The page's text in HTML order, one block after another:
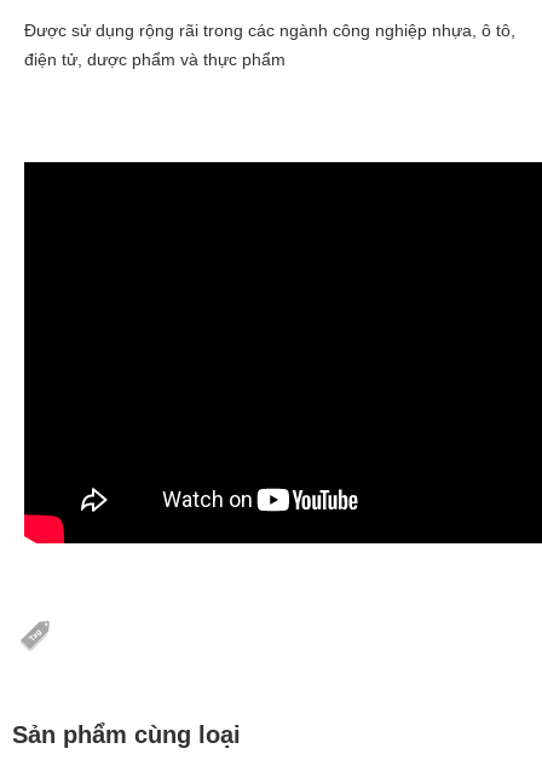
Được sử dụng rộng rãi trong các ngành công nghiệp nhựa, ô tô,
điện tử, dược phẩm và thực phẩm
Sản phẩm cùng loại